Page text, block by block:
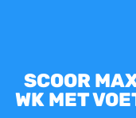
SCOOR
WK MET